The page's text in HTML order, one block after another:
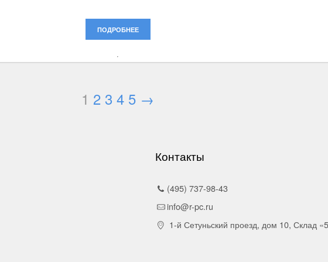
ПОДРОБНЕЕ
1 2 3 4 5 →
Контакты
(495) 737-98-43
info@r-pc.ru
1-й Сетуньский проезд, дом 10, Склад